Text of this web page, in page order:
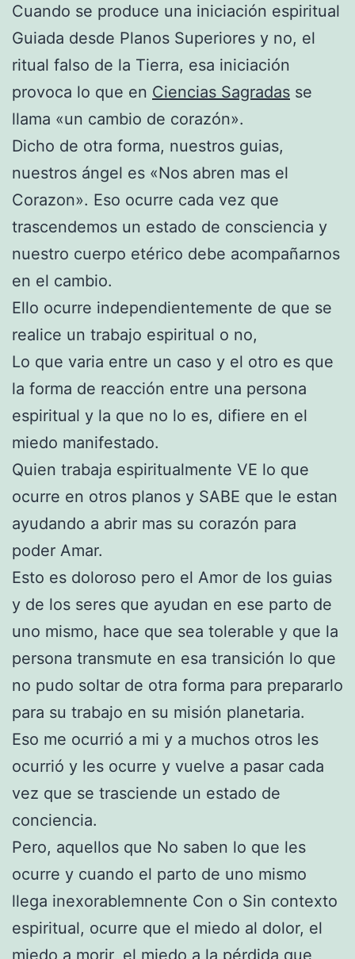
Cuando se produce una iniciación espiritual
Guiada desde Planos Superiores y no, el
ritual falso de la Tierra, esa iniciación
provoca lo que en Ciencias Sagradas se
llama «un cambio de corazón».
Dicho de otra forma, nuestros guias,
nuestros ángel es «Nos abren mas el
Corazon». Eso ocurre cada vez que
trascendemos un estado de consciencia y
nuestro cuerpo etérico debe acompañarnos
en el cambio.
Ello ocurre independientemente de que se
realice un trabajo espiritual o no,
Lo que varia entre un caso y el otro es que
la forma de reacción entre una persona
espiritual y la que no lo es, difiere en el
miedo manifestado.
Quien trabaja espiritualmente VE lo que
ocurre en otros planos y SABE que le estan
ayudando a abrir mas su corazón para
poder Amar.
Esto es doloroso pero el Amor de los guias
y de los seres que ayudan en ese parto de
uno mismo, hace que sea tolerable y que la
persona transmute en esa transición lo que
no pudo soltar de otra forma para prepararlo
para su trabajo en su misión planetaria.
Eso me ocurrió a mi y a muchos otros les
ocurrió y les ocurre y vuelve a pasar cada
vez que se trasciende un estado de
conciencia.
Pero, aquellos que No saben lo que les
ocurre y cuando el parto de uno mismo
llega inexorablemnente Con o Sin contexto
espiritual, ocurre que el miedo al dolor, el
miedo a morir, el miedo a la pérdida que